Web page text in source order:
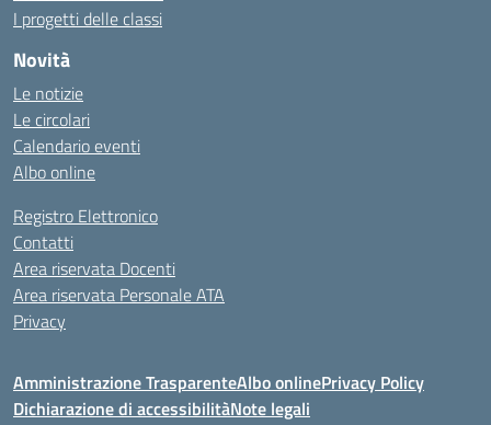
I progetti delle classi
Novità
Le notizie
Le circolari
Calendario eventi
Albo online
Registro Elettronico
Contatti
Area riservata Docenti
Area riservata Personale ATA
Privacy
Amministrazione TrasparenteAlbo onlinePrivacy Policy
Dichiarazione di accessibilitàNote legali